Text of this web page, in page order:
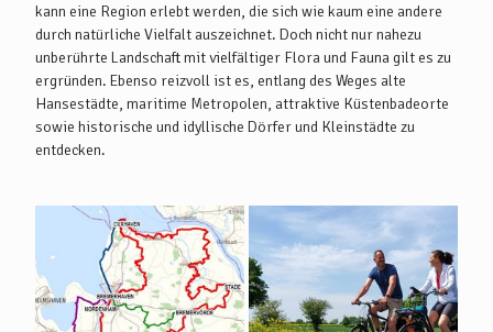
kann eine Region erlebt werden, die sich wie kaum eine andere
durch natürliche Vielfalt auszeichnet. Doch nicht nur nahezu
unberührte Landschaft mit vielfältiger Flora und Fauna gilt es zu
ergründen. Ebenso reizvoll ist es, entlang des Weges alte
Hansestädte, maritime Metropolen, attraktive Küstenbadeorte
sowie historische und idyllische Dörfer und Kleinstädte zu
entdecken.